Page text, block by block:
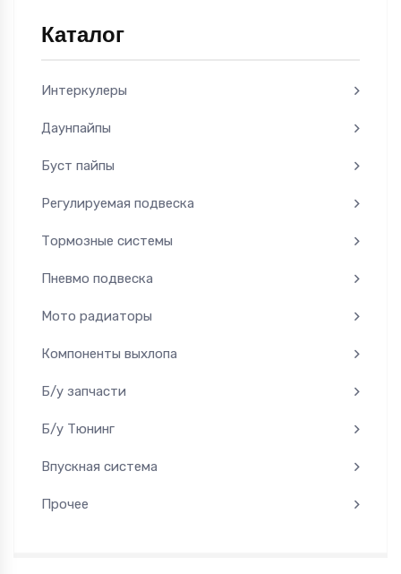
Каталог
Интеркулеры
Даунпайпы
Буст пайпы
Регулируемая подвеска
Тормозные системы
Пневмо подвеска
Мото радиаторы
Компоненты выхлопа
Б/у запчасти
Б/у Тюнинг
Впускная система
Прочее